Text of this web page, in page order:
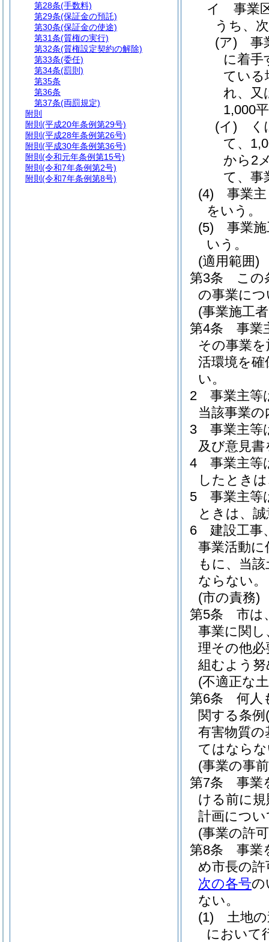
イ
事業
うち、
(ア)
事
に着手
ている
れ、又
1,000
(イ)
て、
から2
て、事
(4)
事業
をいう。
(5)
事業
いう。
(適用範囲)
第3条
この
の事業に
(事業施工
第4条
事業
その事業
活環境を
い。
2
事業主等
当該事業
3
事業主等
及び意見
4
事業主等
したとき
5
事業主等
ときは、
6
建設工事
事業活動
もに、当
ならない。
(市の責務)
第5条
市は
事業に関
理その他
組むよう
(不適正な
第6条
何人
関する条例
有害物質
てはなら
(事業の事
第7条
事業
ける前に
計画につ
(事業の許
第8条
事業
め市長の
次の各号の
ない。
(1)
土地
において
第28条(手数料)
第29条(保証金の預託)
第30条(保証金の使途)
第31条(質権の実行)
第32条(質権設定契約の解除)
第33条(委任)
第34条(罰則)
第35条
第36条
第37条(両罰規定)
附則
附則 (平成20年条例第29号)
附則 (平成28年条例第26号)
附則 (平成30年条例第36号)
附則 (令和元年条例第15号)
附則 (令和7年条例第2号)
附則 (令和7年条例第8号)